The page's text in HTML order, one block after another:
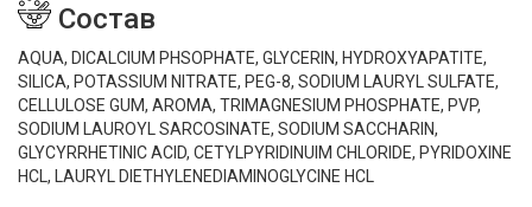
Состав
AQUA, DICALCIUM PHSOPHATE, GLYCERIN, HYDROXYAPATITE,
SILICA, POTASSIUM NITRATE, PEG-8, SODIUM LAURYL SULFATE,
CELLULOSE GUM, AROMA, TRIMAGNESIUM PHOSPHATE, PVP,
SODIUM LAUROYL SARCOSINATE, SODIUM SACCHARIN,
GLYCYRRHETINIC ACID, CETYLPYRIDINUIM CHLORIDE, PYRIDOXINE
HCL, LAURYL DIETHYLENEDIAMINOGLYCINE HCL